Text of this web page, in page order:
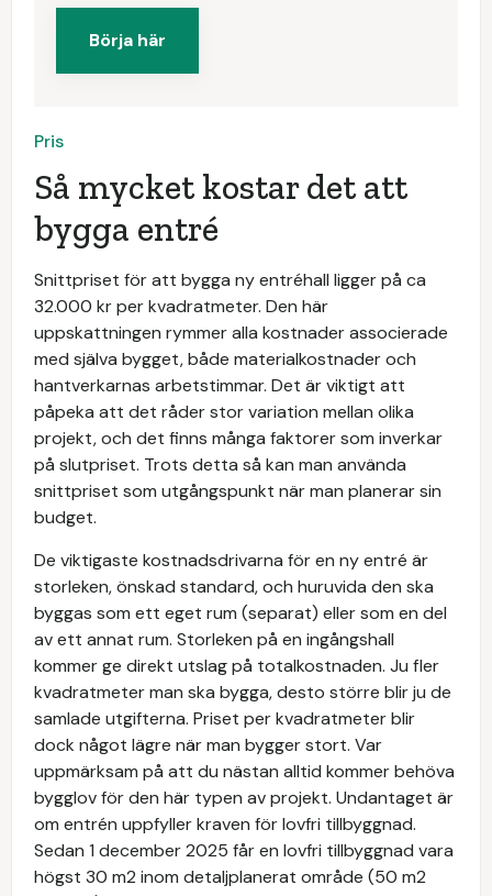
Börja här
Pris
Så mycket kostar det att
bygga entré
Snittpriset för att bygga ny entréhall ligger på ca
32.000 kr per kvadratmeter. Den här
uppskattningen rymmer alla kostnader associerade
med själva bygget, både materialkostnader och
hantverkarnas arbetstimmar. Det är viktigt att
påpeka att det råder stor variation mellan olika
projekt, och det finns många faktorer som inverkar
på slutpriset. Trots detta så kan man använda
snittpriset som utgångspunkt när man planerar sin
budget.
De viktigaste kostnadsdrivarna för en ny entré är
storleken, önskad standard, och huruvida den ska
byggas som ett eget rum (separat) eller som en del
av ett annat rum. Storleken på en ingångshall
kommer ge direkt utslag på totalkostnaden. Ju fler
kvadratmeter man ska bygga, desto större blir ju de
samlade utgifterna. Priset per kvadratmeter blir
dock något lägre när man bygger stort. Var
uppmärksam på att du nästan alltid kommer behöva
bygglov för den här typen av projekt. Undantaget är
om entrén uppfyller kraven för lovfri tillbyggnad.
Sedan 1 december 2025 får en lovfri tillbyggnad vara
högst 30 m2 inom detaljplanerat område (50 m2